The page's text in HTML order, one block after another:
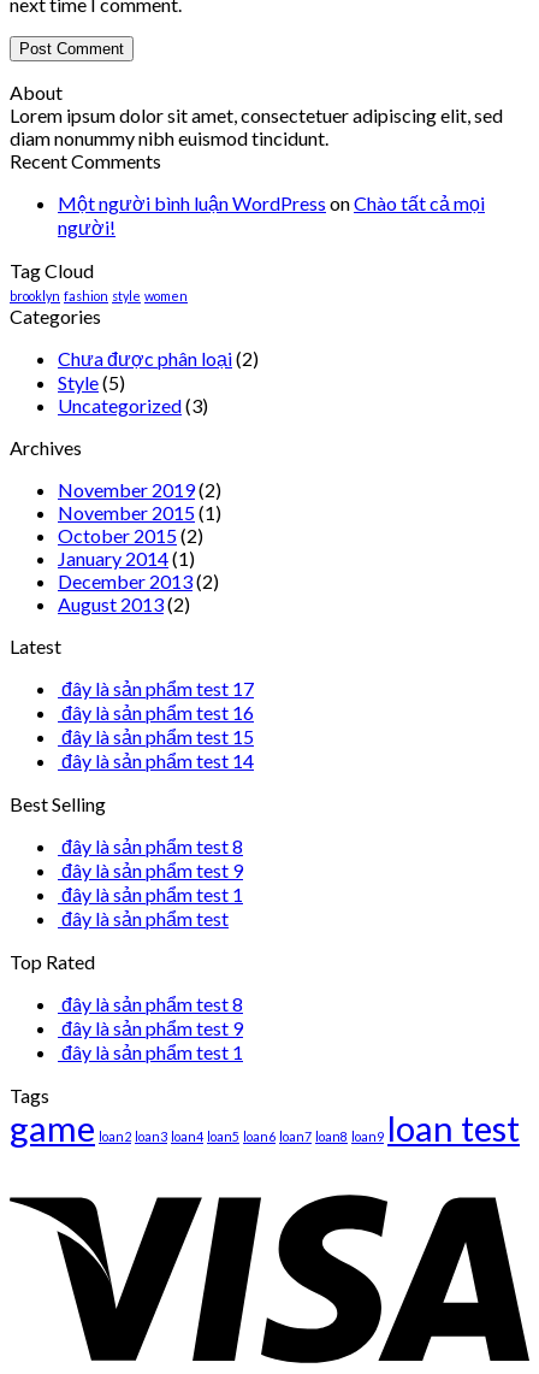
About
Lorem ipsum dolor sit amet, consectetuer adipiscing elit, sed
diam nonummy nibh euismod tincidunt.
Recent Comments
Một người bình luận WordPress onChào tất cả mọi
người!
Tag Cloud
brooklyn fashion style women
Categories
Chưa được phân loại(2)
Style(5)
Uncategorized(3)
Archives
November 2019(2)
November 2015(1)
October 2015(2)
January 2014(1)
December 2013(2)
August 2013(2)
Latest
đây là sản phẩm test 17
đây là sản phẩm test 16
đây là sản phẩm test 15
đây là sản phẩm test 14
Best Selling
đây là sản phẩm test 8
đây là sản phẩm test 9
đây là sản phẩm test 1
đây là sản phẩm test
Top Rated
đây là sản phẩm test 8
đây là sản phẩm test 9
đây là sản phẩm test 1
Tags
game loan2 loan3 loan4 loan5 loan6 loan7 loan8 loan9 loan test